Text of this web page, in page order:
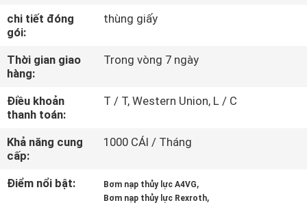
THAM
QUAN
NHÀ
MÁY
KIỂM
SOÁT
CHẤT
chi tiết đóng
gói:
thùng giấy
Thời gian giao
hàng:
Trong vòng 7 ngày
Điều khoản
thanh toán:
T / T, Western Union, L / C
Khả năng cung
cấp:
1000 CÁI / Tháng
Điểm nổi bật: Bơm nạp thủy lực A4VG,
Bơm nạp thủy lực Rexroth,